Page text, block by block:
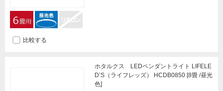
比較する
ホタルクス LEDペンダントライト LIFELE
D’S（ライフレッズ） HCDB0850 [8畳 /昼光
色]